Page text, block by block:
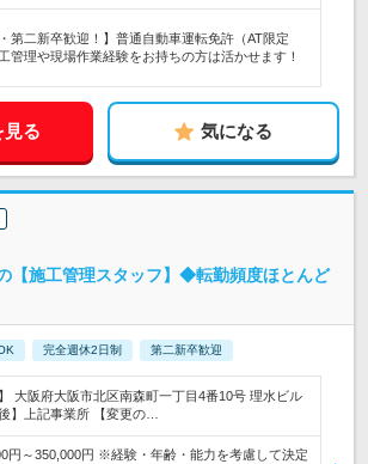
第二新卒歓迎！】普通自動車運転免許（AT限定
理や現場作業経験をお持ちの方は活かせます！
見る 気になる
【施工管理スタッフ】◆転勤頻度ほとんど
完全週休2日制 第二新卒歓迎
】 大阪府大阪市北区南森町一丁目4番10号 理水ビル
】上記事業所 【変更の…
円～350,000円 ※経験・年齢・能力を考慮して決定